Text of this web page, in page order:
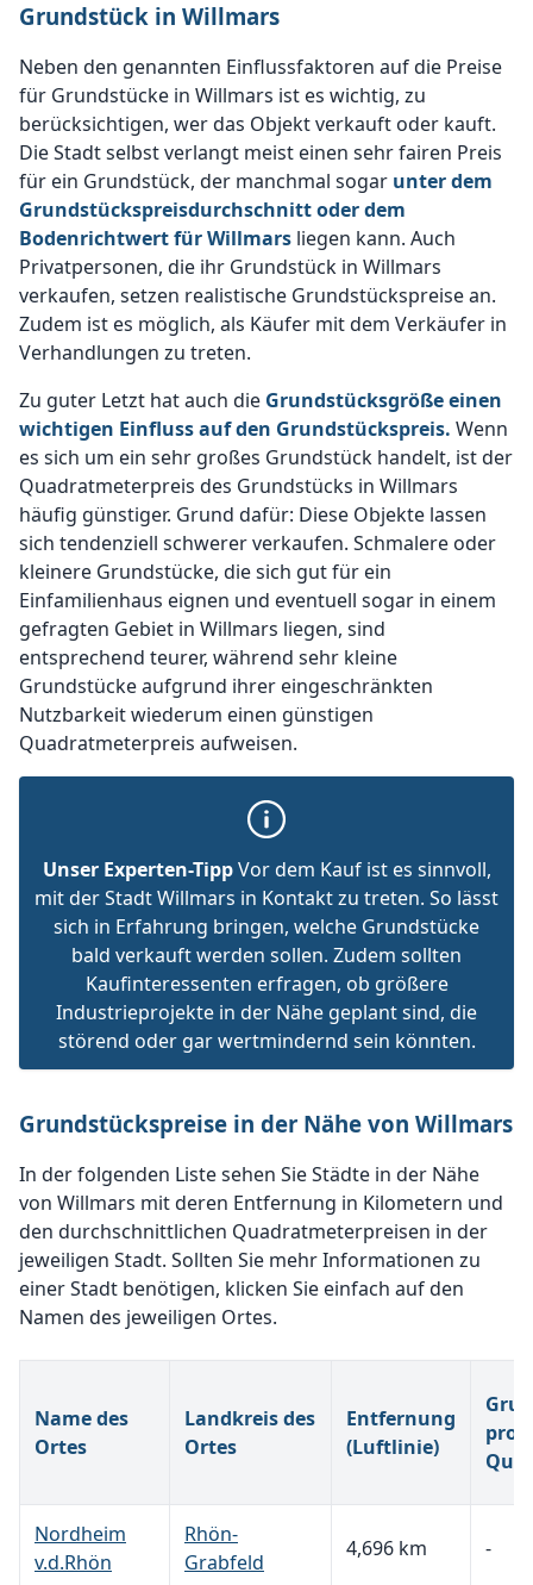
Grundstück in Willmars
Neben den genannten Einflussfaktoren auf die Preise
für Grundstücke in Willmars ist es wichtig, zu
berücksichtigen, wer das Objekt verkauft oder kauft.
Die Stadt selbst verlangt meist einen sehr fairen Preis
für ein Grundstück, der manchmal sogar unter dem
Grundstückspreisdurchschnitt oder dem
Bodenrichtwert für Willmars liegen kann. Auch
Privatpersonen, die ihr Grundstück in Willmars
verkaufen, setzen realistische Grundstückspreise an.
Zudem ist es möglich, als Käufer mit dem Verkäufer in
Verhandlungen zu treten.
Zu guter Letzt hat auch die Grundstücksgröße einen
wichtigen Einfluss auf den Grundstückspreis. Wenn
es sich um ein sehr großes Grundstück handelt, ist der
Quadratmeterpreis des Grundstücks in Willmars
häufig günstiger. Grund dafür: Diese Objekte lassen
sich tendenziell schwerer verkaufen. Schmalere oder
kleinere Grundstücke, die sich gut für ein
Einfamilienhaus eignen und eventuell sogar in einem
gefragten Gebiet in Willmars liegen, sind
entsprechend teurer, während sehr kleine
Grundstücke aufgrund ihrer eingeschränkten
Nutzbarkeit wiederum einen günstigen
Quadratmeterpreis aufweisen.
Unser Experten-TippVor dem Kauf ist es sinnvoll,
mit der Stadt Willmars in Kontakt zu treten. So lässt
sich in Erfahrung bringen, welche Grundstücke
bald verkauft werden sollen. Zudem sollten
Kaufinteressenten erfragen, ob größere
Industrieprojekte in der Nähe geplant sind, die
störend oder gar wertmindernd sein könnten.
Grundstückspreise in der Nähe von Willmars
In der folgenden Liste sehen Sie Städte in der Nähe
von Willmars mit deren Entfernung in Kilometern und
den durchschnittlichen Quadratmeterpreisen in der
jeweiligen Stadt. Sollten Sie mehr Informationen zu
einer Stadt benötigen, klicken Sie einfach auf den
Namen des jeweiligen Ortes.
Name des
Ortes
Landkreis des
Ortes
Entfernung
(Luftlinie)
pro
Nordheim
v.d.Rhön
Rhön-
Grabfeld
4,696 km -